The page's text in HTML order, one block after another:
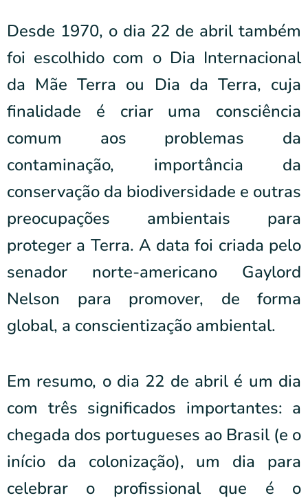
Desde 1970, o dia 22 de abril também
foi escolhido com o Dia Internacional
da Mãe Terra ou Dia da Terra, cuja
finalidade é criar uma consciência
comum aos problemas da
contaminação, importância da
conservação da biodiversidade e outras
preocupações ambientais para
proteger a Terra. A data foi criada pelo
senador norte-americano Gaylord
Nelson para promover, de forma
global, a conscientização ambiental.
Em resumo, o dia 22 de abril é um dia
com três significados importantes: a
chegada dos portugueses ao Brasil (e o
início da colonização), um dia para
celebrar o profissional que é o